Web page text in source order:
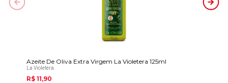
Azeite De Oliva Extra Virgem La Violetera 125ml
La Violetera
R$ 11,90